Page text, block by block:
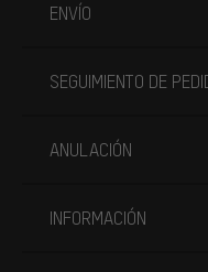
ENVÍO
SEGUIMIENTO DE
ANULACIÓN
INFORMACIÓN